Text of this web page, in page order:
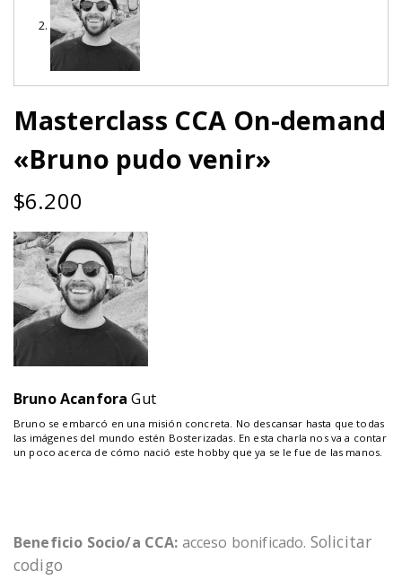
Masterclass CCA On-demand
«Bruno pudo venir»
$6.200
Bruno Acanfora Gut
Bruno se embarcó en una misión concreta. No descansar hasta que todas
las imágenes del mundo estén Bosterizadas. En esta charla nos va a contar
un poco acerca de cómo nació este hobby que ya se le fue de las manos.
Beneficio Socio/a CCA: acceso bonificado. Solicitar
codigo